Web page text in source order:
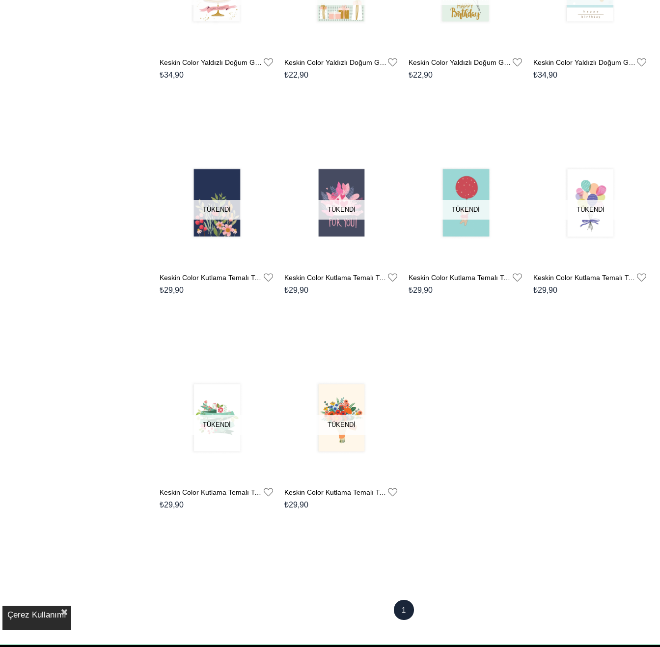
Keskin Color Yaldızlı Doğum Günü Kartı Zarflı No:7
₺34,90
Keskin Color Yaldızlı Doğum Günü Kartı Zarflı No:4
₺22,90
Keskin Color Yaldızlı Doğum Günü Kartı Zarflı No:3
₺22,90
Keskin Color Yaldızlı Doğum Günü Kartı Zarflı No:2
₺34,90
TÜKENDI
Keskin Color Kutlama Temalı Tebrik Kartı Zarflı No:7
₺29,90
TÜKENDI
Keskin Color Kutlama Temalı Tebrik Kartı Zarflı No:6
₺29,90
TÜKENDI
Keskin Color Kutlama Temalı Tebrik Kartı Zarflı No:5
₺29,90
TÜKENDI
Keskin Color Kutlama Temalı Tebrik Kartı Zarflı No:4
₺29,90
TÜKENDI
Keskin Color Kutlama Temalı Tebrik Kartı Zarflı No:3
₺29,90
TÜKENDI
Keskin Color Kutlama Temalı Tebrik Kartı Zarflı No:1
₺29,90
1
Çerez Kullanımı